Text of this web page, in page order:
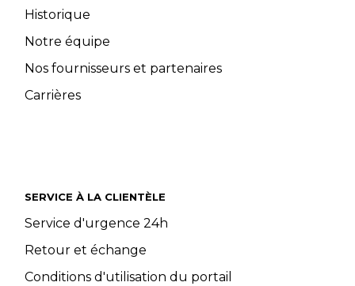
Historique
Notre équipe
Nos fournisseurs et partenaires
Carrières
SERVICE À LA CLIENTÈLE
Service d'urgence 24h
Retour et échange
Conditions d'utilisation du portail